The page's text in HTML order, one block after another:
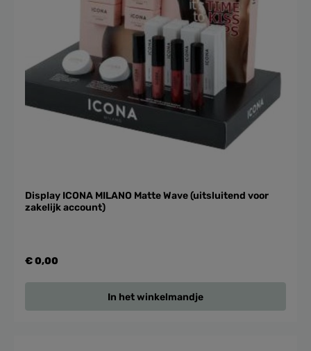
Display ICONA MILANO Matte Wave (uitsluitend voor
zakelijk account)
€ 0,00
In het winkelmandje